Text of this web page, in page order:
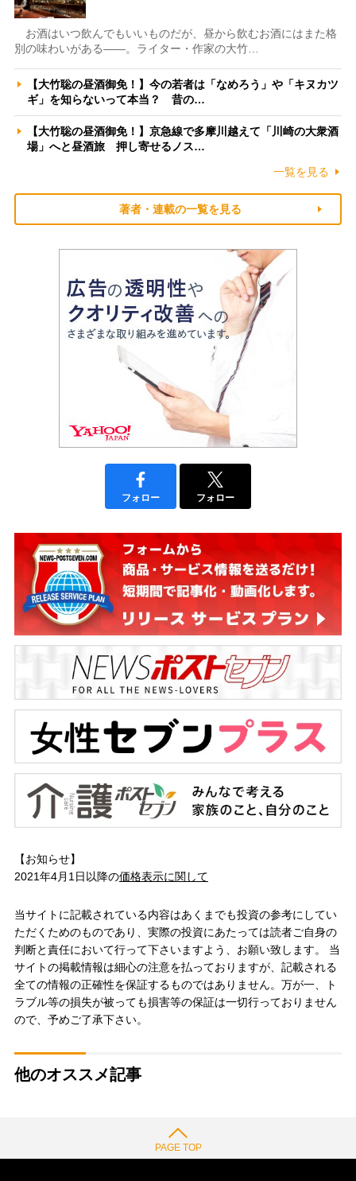
お酒はいつ飲んでもいいものだが、昼から飲むお酒にはまた格
別の味わいがある――。ライター・作家の大竹…
【大竹聡の昼酒御免！】今の若者は「なめろう」や「キヌカツ
ギ」を知らないって本当？ 昔の…
【大竹聡の昼酒御免！】京急線で多摩川越えて「川崎の大衆酒
場」へと昼酒旅 押し寄せるノス…
一覧を見る
著者・連載の一覧を見る
フォロー フォロー
【お知らせ】
2021年4月1日以降の価格表示に関して
当サイトに記載されている内容はあくまでも投資の参考にしてい
ただくためのものであり、実際の投資にあたっては読者ご自身の
判断と責任において行って下さいますよう、お願い致します。 当
サイトの掲載情報は細心の注意を払っておりますが、記載される
全ての情報の正確性を保証するものではありません。万が一、ト
ラブル等の損失が被っても損害等の保証は一切行っておりません
ので、予めご了承下さい。
他のオススメ記事
PAGE TOP